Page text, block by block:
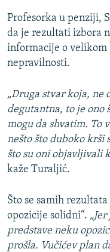
Profesorka u penziji,
da je rezultati izbora
informacije o
nepravilnosti.
„Druga stvar koja, ne
degutantna, to je ono
mogu da shvatim. To
nešto što duboko krši
što su oni objavljivali
kaže Turaljić.
Što se samih
opozicije solidni“.
predstave neku
prošla. Vučićev plan